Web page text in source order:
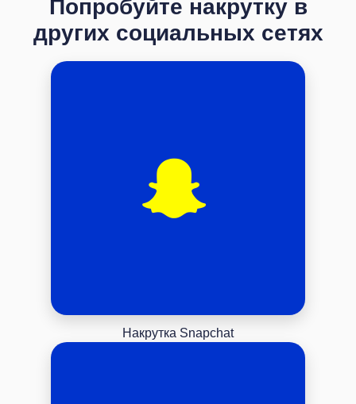
Попробуйте накрутку в
других социальных сетях
Накрутка Snapchat